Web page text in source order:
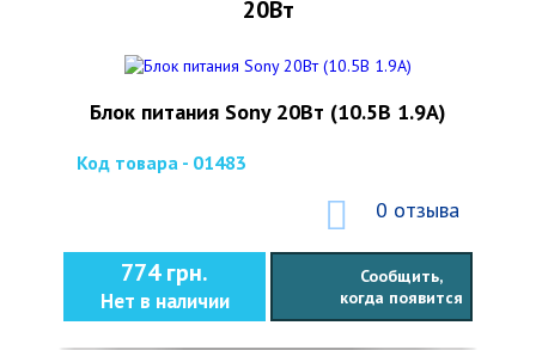
20Вт
Блок питания Sony 20Вт (10.5В 1.9А)
Код товара - 01483
0 отзыва
774 грн.
Нет в наличии
Сообщить,
когда появится